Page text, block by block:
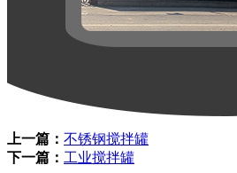
上一篇： 不锈钢搅拌罐
下一篇： 工业搅拌罐